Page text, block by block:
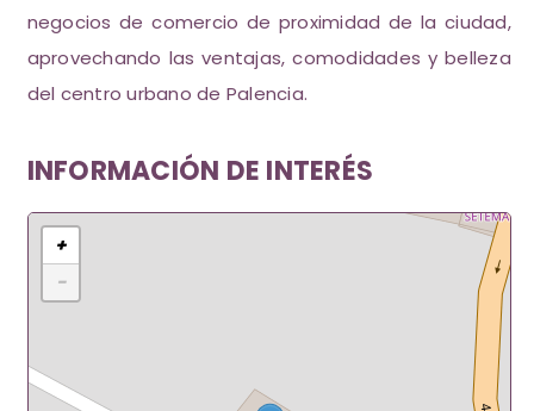
negocios de comercio de proximidad de la ciudad,
aprovechando las ventajas, comodidades y belleza
del centro urbano de Palencia.
INFORMACIÓN DE INTERÉS
+
−